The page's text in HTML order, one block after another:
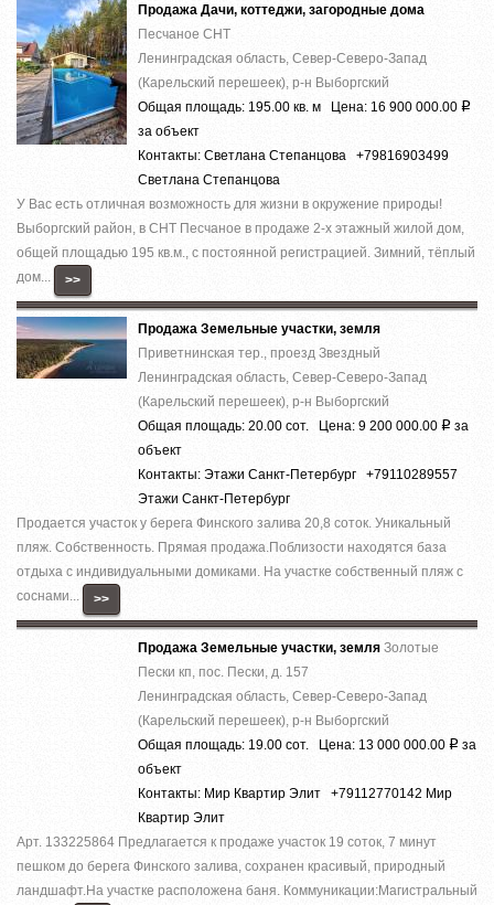
Продажа Дачи, коттеджи, загородные дома
Песчаное СНТ
Ленинградская область, Север-Северо-Запад
(Карельский перешеек), р-н Выборгский
Общая площадь: 195.00 кв. м Цена: 16 900 000.00 Р
за объект
Контакты: Светлана Степанцова +79816903499
Светлана Степанцова
У Вас есть отличная возможность для жизни в окружение природы!
Выборгский район, в СНТ Песчаное в продаже 2-х этажный жилой дом,
общей площадью 195 кв.м., с постоянной регистрацией. Зимний, тёплый
дом...
>>
Продажа Земельные участки, земля
Приветнинская тер., проезд Звездный
Ленинградская область, Север-Северо-Запад
(Карельский перешеек), р-н Выборгский
Общая площадь: 20.00 сот. Цена: 9 200 000.00 Р за
объект
Контакты: Этажи Санкт-Петербург +79110289557
Этажи Санкт-Петербург
Продается участок у берега Финского залива 20,8 соток. Уникальный
пляж. Собственность. Прямая продажа.Поблизости находятся база
отдыха с индивидуальными домиками. На участке собственный пляж с
соснами...
>>
Продажа Земельные участки, земля Золотые
Пески кп, пос. Пески, д. 157
Ленинградская область, Север-Северо-Запад
(Карельский перешеек), р-н Выборгский
Общая площадь: 19.00 сот. Цена: 13 000 000.00 Р за
объект
Контакты: Мир Квартир Элит +79112770142 Мир
Квартир Элит
Арт. 133225864 Предлагается к продаже участок 19 соток, 7 минут
пешком до берега Финского залива, сохранен красивый, природный
ландшафт.На участке расположена баня. Коммуникации:Магистральный